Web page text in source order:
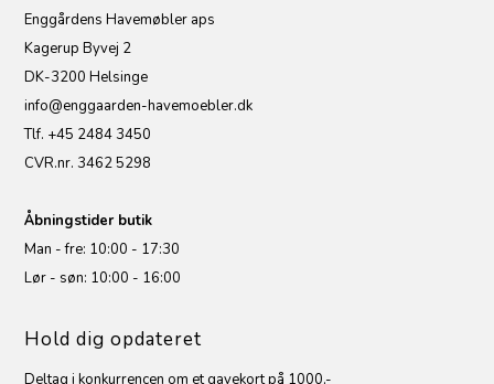
Enggårdens Havemøbler aps
Kagerup Byvej 2
DK-3200 Helsinge
info@enggaarden-havemoebler.dk
Tlf. +45 2484 3450
CVR.nr. 3462 5298
Åbningstider butik
Man - fre: 10:00 - 17:30
Lør - søn: 10:00 - 16:00
Hold dig opdateret
Deltag i konkurrencen om et gavekort på 1000,-